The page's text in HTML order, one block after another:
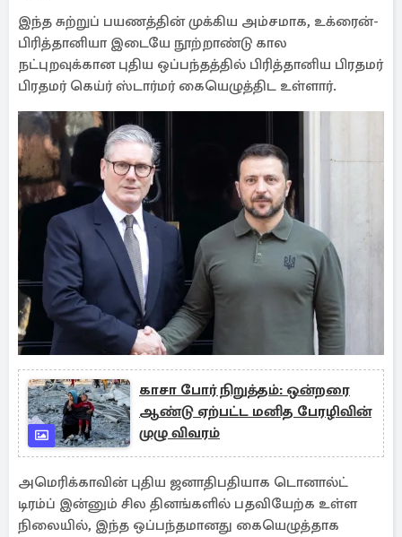
இந்த சுற்றுப் பயணத்தின் முக்கிய அம்சமாக, உக்ரைன்-
பிரித்தானியா இடையே நூற்றாண்டு கால
நட்புறவுக்கான புதிய ஒப்பந்தத்தில் பிரித்தானிய பிரதமர்
பிரதமர் கெய்ர் ஸ்டார்மர் கையெழுத்திட உள்ளார்.
காசா போர் நிறுத்தம்: ஒன்றரை
ஆண்டு ஏற்பட்ட மனித பேரழிவின்
முழு விவரம்
அமெரிக்காவின் புதிய ஜனாதிபதியாக டொனால்ட்
டிரம்ப் இன்னும் சில தினங்களில் பதவியேற்க உள்ள
நிலையில், இந்த ஒப்பந்தமானது கையெழுத்தாக